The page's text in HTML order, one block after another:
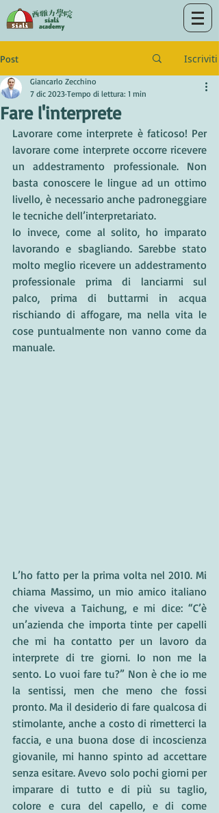
Post Iscriviti
Fare l'interprete
Giancarlo Zecchino
7 dic 2023 Tempo di lettura: 1 min
Lavorare come interprete è faticoso! Per
lavorare come interprete occorre ricevere
un addestramento professionale. Non
basta conoscere le lingue ad un ottimo
livello, è necessario anche padroneggiare
le tecniche dell’interpretariato.
Io invece, come al solito, ho imparato
lavorando e sbagliando. Sarebbe stato
molto meglio ricevere un addestramento
professionale prima di lanciarmi sul
palco, prima di buttarmi in acqua
rischiando di affogare, ma nella vita le
cose puntualmente non vanno come da
manuale.
L’ho fatto per la prima volta nel 2010. Mi
chiama Massimo, un mio amico italiano
che viveva a Taichung, e mi dice: “C’è
un’azienda che importa tinte per capelli
che mi ha contatto per un lavoro da
interprete di tre giorni. Io non me la
sento. Lo vuoi fare tu?” Non è che io me
la sentissi, men che meno che fossi
pronto. Ma il desiderio di fare qualcosa di
stimolante, anche a costo di rimetterci la
faccia, e una buona dose di incoscienza
giovanile, mi hanno spinto ad accettare
senza esitare. Avevo solo pochi giorni per
imparare di tutto e di più su taglio,
colore e cura del capello, e di come